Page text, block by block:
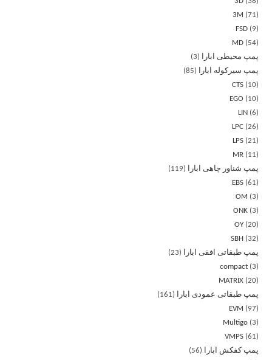
3M
71
FSD
9
MD
54
پمپ محیطی ابارا
3
پمپ سیرکوله ابارا
85
CTS
10
EGO
10
LIN
6
LPC 26
LPS 21
MR
11
پمپ شناور چاهی ابارا
119
EBS 61
OM
3
ONK 3
OY 20
SBH
32
پمپ طبقاتی افقی ابارا
23
compact 3
MATRIX 20
پمپ طبقاتی عمودی ابارا
161
EVM
97
Multigo 3
VMPS 61
پمپ کفکش ابارا
56